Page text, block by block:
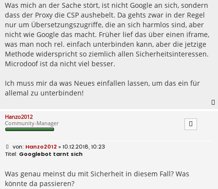
Was mich an der Sache stört, ist nicht Google an sich, sondern
dass der Proxy die CSP aushebelt. Da gehts zwar in der Regel
nur um Übersetzungszugriffe, die an sich harmlos sind, aber
nicht wie Google das macht. Früher lief das über einen iframe,
was man noch rel. einfach unterbinden kann, aber die jetzige
Methode widerspricht so ziemlich allen Sicherheitsinteressen.
Microdoof ist da nicht viel besser.
Ich muss mir da was Neues einfallen lassen, um das ein für
allemal zu unterbinden!
Hanzo2012
Community-Manager
B
e
r
a
g
Hanzo2012 » 10.12.2018, 10:23
Googlebot tarnt sich
Was genau meinst du mit Sicherheit in diesem Fall? Was
könnte da passieren?